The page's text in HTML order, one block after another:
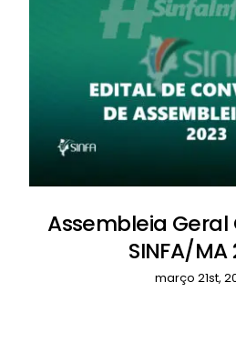
Assembleia
SINFA/MA
março 21st,